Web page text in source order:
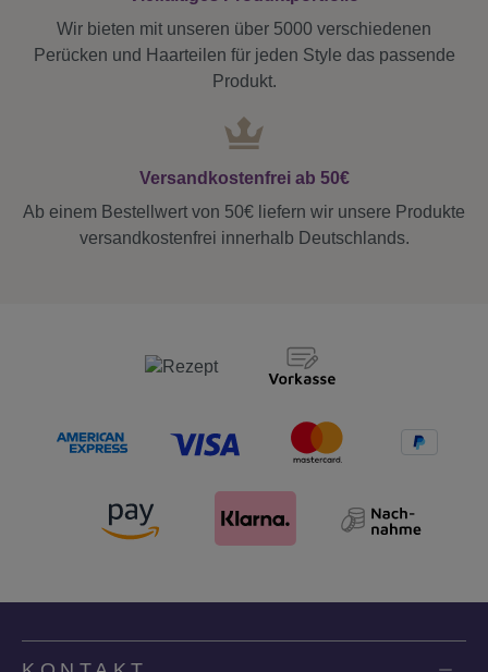
Wir bieten mit unseren über 5000 verschiedenen
Perücken und Haarteilen für jeden Style das passende
Produkt.
Versandkostenfrei ab 50€
Ab einem Bestellwert von 50€ liefern wir unsere Produkte
versandkostenfrei innerhalb Deutschlands.